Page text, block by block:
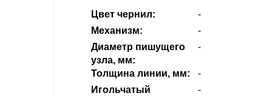
Цвет чернил:
-
Механизм:
-
Диаметр пишущего
узла, мм:
-
Толщина линии, мм:
-
Игольчатый
-